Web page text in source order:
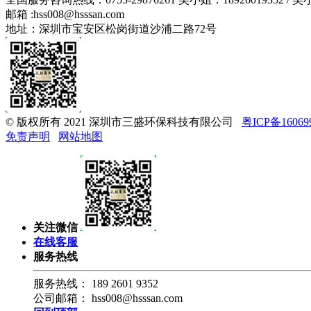
邮箱 :hss008@hsssan.com
地址：深圳市宝安区松岗街道沙浦二路72号
© 版权所有 2021 深圳市三盛环保科技有限公司 粤ICP备
免责声明
网站地图
关注微信
在线客服
服务热线
服务热线：
189 2601 9352
公司邮箱：
hss008@hsssan.com